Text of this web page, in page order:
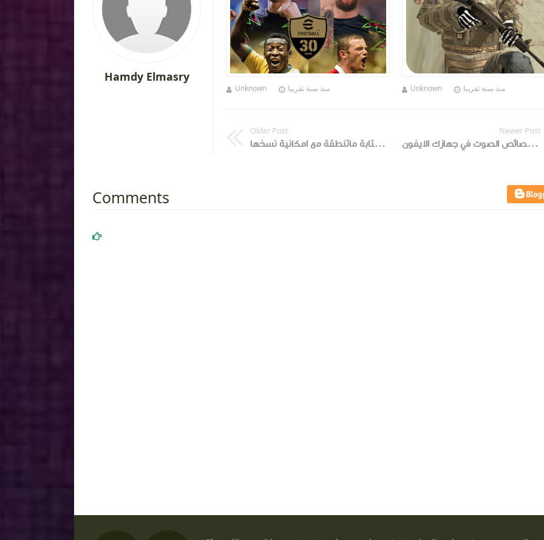
Hamdy Elmasry
Unknown منذ سنة تقريبا Unknown منذ سنة تقريبا
Newer Post
تعرف على كيفية التحكم ببعض خصائص الصوت في جهازك الايفون ..
Older Post
تطبيق " الصوت النشط " لـكتابة ماتنطقة مع امكانية نسخها !
Comments